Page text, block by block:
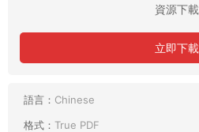
資源下載
立即下載
語言： Chinese
格式： True PDF